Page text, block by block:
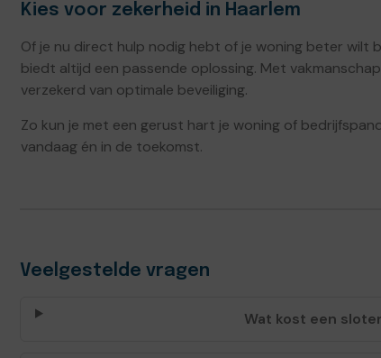
Kies voor zekerheid in Haarlem
Of je nu direct hulp nodig hebt of je woning beter wilt
biedt altijd een passende oplossing. Met
verzekerd van optimale beveiliging.
Zo kun je met een gerust hart je woning of
vandaag én in de toekomst.
Veelgestelde vragen
Wat kost een